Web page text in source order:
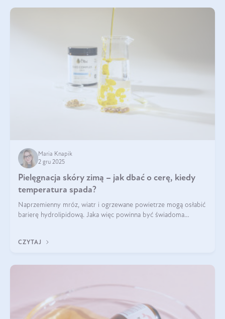
Maria Knapik
2 gru 2025
Pielęgnacja skóry zimą – jak dbać o cerę, kiedy
temperatura spada?
Naprzemienny mróz, wiatr i ogrzewane powietrze mogą osłabić
barierę hydrolipidową. Jaka więc powinna być świadoma
CZYTAJ